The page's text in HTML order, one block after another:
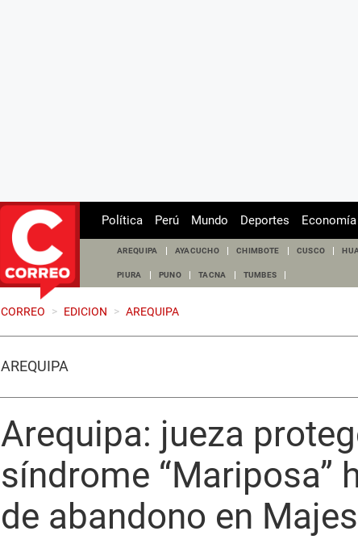
Política Perú Mundo Deportes Economía
AREQUIPA AYACUCHO CHIMBOTE CUSCO
PIURA PUNO TACNA TUMBES
CORREO > EDICION > AREQUIPA
AREQUIPA
Arequipa: jueza
síndrome “Mariposa”
de abandono en Majes